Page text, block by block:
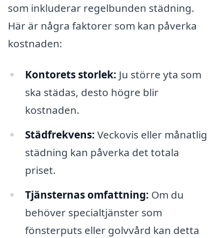
som inkluderar regelbunden städning.
Här är några faktorer som kan påverka
kostnaden:
Kontorets storlek: Ju större yta som
ska städas, desto högre blir
kostnaden.
Städfrekvens: Veckovis eller månatlig
städning kan påverka det totala
priset.
Tjänsternas omfattning: Om du
behöver specialtjänster som
fönsterputs eller golvvård kan detta